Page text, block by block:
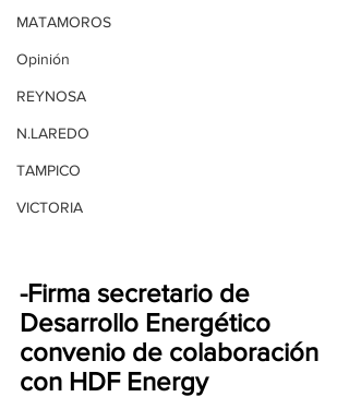
MATAMOROS
Opinión
REYNOSA
N.LAREDO
TAMPICO
VICTORIA
-Firma secretario de
Desarrollo Energético
convenio de colaboración
con HDF Energy